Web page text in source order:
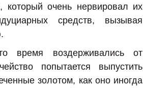
который очень нервировал их
средств, вызывая
время воздерживались от
попытается выпустить
золотом, как оно иногда